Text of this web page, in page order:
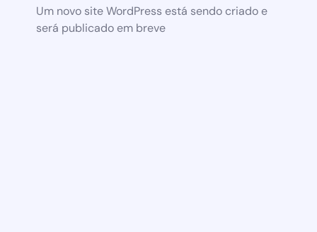
Um novo site WordPress está sendo criado e
será publicado em breve